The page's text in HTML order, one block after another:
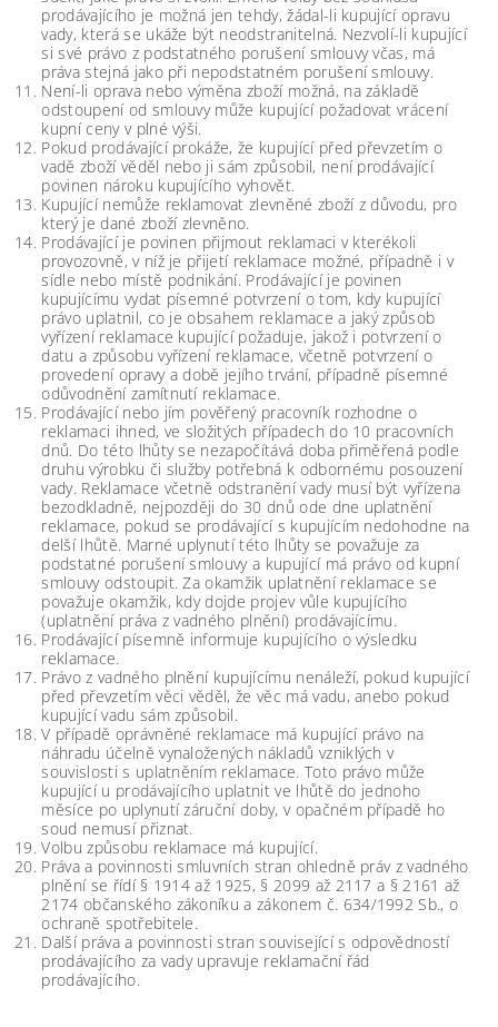
prodávajícího je možná jen tehdy, žádal-li kupující opravu
vady, která se ukáže být neodstranitelná. Nezvolí-li kupující
si své právo z podstatného porušení smlouvy včas, má
práva stejná jako při nepodstatném porušení smlouvy.
Není-li oprava nebo výměna zboží možná, na základě
odstoupení od smlouvy může kupující požadovat vrácení
kupní ceny v plné výši.
Pokud prodávající prokáže, že kupující před převzetím o
vadě zboží věděl nebo ji sám způsobil, není prodávající
povinen nároku kupujícího vyhovět.
Kupující nemůže reklamovat zlevněné zboží z důvodu, pro
který je dané zboží zlevněno.
Prodávající je povinen přijmout reklamaci v kterékoli
provozovně, v níž je přijetí reklamace možné, případně i v
sídle nebo místě podnikání. Prodávající je povinen
kupujícímu vydat písemné potvrzení o tom, kdy kupující
právo uplatnil, co je obsahem reklamace a jaký způsob
vyřízení reklamace kupující požaduje, jakož i potvrzení o
datu a způsobu vyřízení reklamace, včetně potvrzení o
provedení opravy a době jejího trvání, případně písemné
odůvodnění zamítnutí reklamace.
Prodávající nebo jím pověřený pracovník rozhodne o
reklamaci ihned, ve složitých případech do 10 pracovních
dnů. Do této lhůty se nezapočítává doba přiměřená podle
druhu výrobku či služby potřebná k odbornému posouzení
vady. Reklamace včetně odstranění vady musí být vyřízena
bezodkladně, nejpozději do 30 dnů ode dne uplatnění
reklamace, pokud se prodávající s kupujícím nedohodne na
delší lhůtě. Marné uplynutí této lhůty se považuje za
podstatné porušení smlouvy a kupující má právo od kupní
smlouvy odstoupit. Za okamžik uplatnění reklamace se
považuje okamžik, kdy dojde projev vůle kupujícího
(uplatnění práva z vadného plnění) prodávajícímu.
Prodávající písemně informuje kupujícího o výsledku
reklamace.
Právo z vadného plnění kupujícímu nenáleží, pokud kupující
před převzetím věci věděl, že věc má vadu, anebo pokud
kupující vadu sám způsobil.
V případě oprávněné reklamace má kupující právo na
náhradu účelně vynaložených nákladů vzniklých v
souvislosti s uplatněním reklamace. Toto právo může
kupující u prodávajícího uplatnit ve lhůtě do jednoho
měsíce po uplynutí záruční doby, v opačném případě ho
soud nemusí přiznat.
Volbu způsobu reklamace má kupující.
Práva a povinnosti smluvních stran ohledně práv z vadného
plnění se řídí § 1914 až 1925, § 2099 až 2117 a § 2161 až
2174 občanského zákoníku a zákonem č. 634/1992 Sb., o
ochraně spotřebitele.
Další práva a povinnosti stran související s odpovědností
prodávajícího za vady upravuje reklamační řád
prodávajícího.